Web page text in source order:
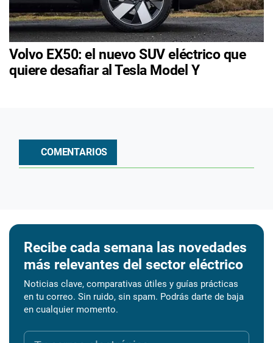
Volvo EX50: el nuevo SUV eléctrico que
quiere desafiar al Tesla Model Y
COMENTARIOS
Recibe cada semana las novedades
más relevantes del sector eléctrico
Noticias clave, comparativas útiles y guías prácticas
en tu correo. Sin ruido, sin spam. Podrás darte de baja
en cualquier momento.